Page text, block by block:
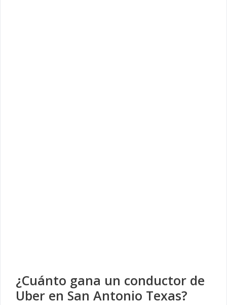
¿Cuánto gana un conductor de
Uber en San Antonio Texas?